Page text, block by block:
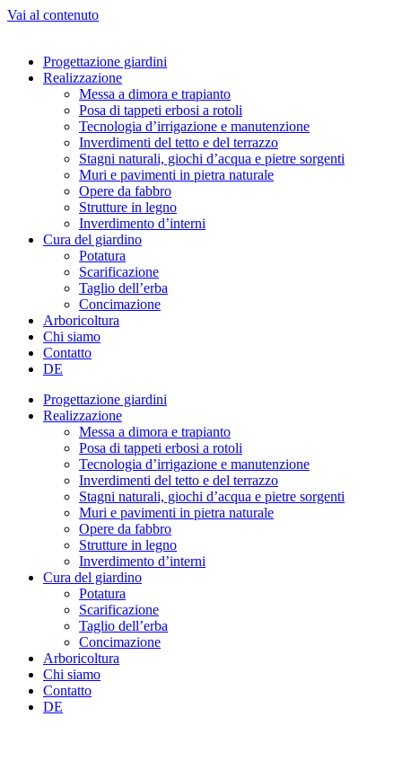
Vai al contenuto
Progettazione giardini
Realizzazione
Messa a dimora e trapianto
Posa di tappeti erbosi a rotoli
Tecnologia d’irrigazione e manutenzione
Inverdimenti del tetto e del terrazzo
Stagni naturali, giochi d’acqua e pietre sorgenti
Muri e pavimenti in pietra naturale
Opere da fabbro
Strutture in legno
Inverdimento d’interni
Cura del giardino
Potatura
Scarificazione
Taglio dell’erba
Concimazione
Arboricoltura
Chi siamo
Contatto
DE
Progettazione giardini
Realizzazione
Messa a dimora e trapianto
Posa di tappeti erbosi a rotoli
Tecnologia d’irrigazione e manutenzione
Inverdimenti del tetto e del terrazzo
Stagni naturali, giochi d’acqua e pietre sorgenti
Muri e pavimenti in pietra naturale
Opere da fabbro
Strutture in legno
Inverdimento d’interni
Cura del giardino
Potatura
Scarificazione
Taglio dell’erba
Concimazione
Arboricoltura
Chi siamo
Contatto
DE